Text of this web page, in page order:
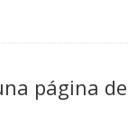
página de